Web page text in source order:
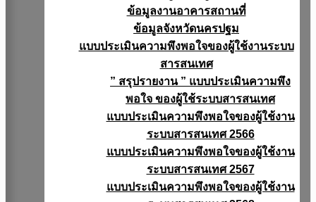
ข้อมูลงานอาคารสถานที่
ข้อมูลจังหวัดนครปฐม
แบบประเมินความพึงพอใจของผู้ใช้งานระบบ
สารสนเทศ
” สรุปรายงาน ” แบบประเมินความพึง
พอใจ ของผู้ใช้ระบบสารสนเทศ
แบบประเมินความพึงพอใจของผู้ใช้งาน
ระบบสารสนเทศ 2566
แบบประเมินความพึงพอใจของผู้ใช้งาน
ระบบสารสนเทศ 2567
แบบประเมินความพึงพอใจของผู้ใช้งาน